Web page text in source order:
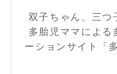
双子ちゃん、三
多胎児ママによる
ーションサイト「